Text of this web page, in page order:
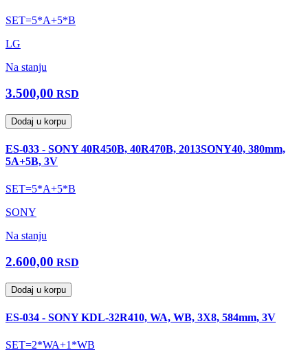
SET=5*A+5*B
LG
Na stanju
3.500,00 RSD
Dodaj u korpu
ES-033 - SONY 40R450B, 40R470B, 2013SONY40, 380mm,
5A+5B, 3V
SET=5*A+5*B
SONY
Na stanju
2.600,00 RSD
Dodaj u korpu
ES-034 - SONY KDL-32R410, WA, WB, 3X8, 584mm, 3V
SET=2*WA+1*WB